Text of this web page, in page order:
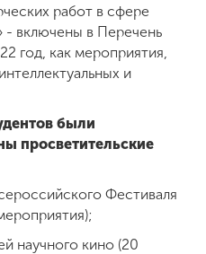
работ в сфере
- включены в Перечень
год, как мероприятия,
и
были
просветительские
Фестиваля
научного кино (20